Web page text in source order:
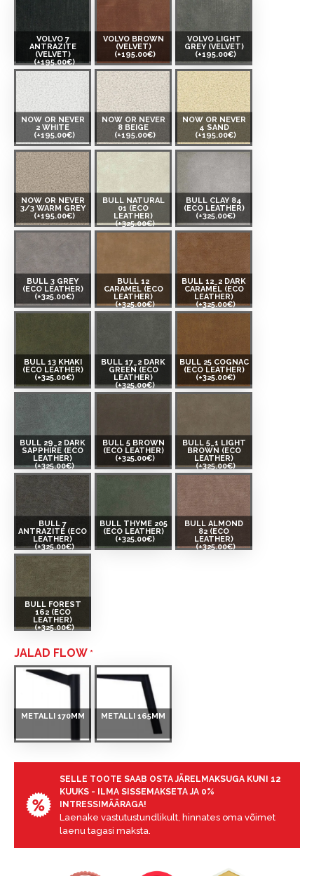
VOLVO 7
ANTRAZITE
(VELVET)
(+195.00€)
VOLVO BROWN
(VELVET)
(+195.00€)
VOLVO LIGHT
GREY (VELVET)
(+195.00€)
NOW OR NEVER
2 WHITE
(+195.00€)
NOW OR NEVER
8 BEIGE
(+195.00€)
NOW OR NEVER
4 SAND
(+195.00€)
NOW OR NEVER
3/3 WARM GREY
(+195.00€)
BULL NATURAL
01 (ECO
LEATHER)
(+325.00€)
BULL CLAY 84
(ECO LEATHER)
(+325.00€)
BULL 3 GREY
(ECO LEATHER)
(+325.00€)
BULL 12
CARAMEL (ECO
LEATHER)
(+325.00€)
BULL 12_2 DARK
CARAMEL (ECO
LEATHER)
(+325.00€)
BULL 13 KHAKI
(ECO LEATHER)
(+325.00€)
BULL 17_2 DARK
GREEN (ECO
LEATHER)
(+325.00€)
BULL 25 COGNAC
(ECO LEATHER)
(+325.00€)
BULL 29_2 DARK
SAPPHIRE (ECO
LEATHER)
(+325.00€)
BULL 5 BROWN
(ECO LEATHER)
(+325.00€)
BULL 5_1 LIGHT
BROWN (ECO
LEATHER)
(+325.00€)
BULL 7
ANTRAZITE (ECO
LEATHER)
(+325.00€)
BULL THYME 205
(ECO LEATHER)
(+325.00€)
BULL ALMOND
82 (ECO
LEATHER)
(+325.00€)
BULL FOREST
162 (ECO
LEATHER)
(+325.00€)
JALAD FLOW
METALLI 170MM METALLI 165MM
SELLE TOOTE SAAB OSTA JÄRELMAKSUGA KUNI 12
KUUKS - ILMA SISSEMAKSETA JA 0%
INTRESSIMÄÄRAGA!
Laenake vastutustundlikult, hinnates oma võimet
laenu tagasi maksta.